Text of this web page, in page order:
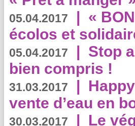
05.04.2017 | «
écolos et
05.04.2017 | Stop
bien compris !
31.03.2017 |
vente d’eau en
30.03.2017 | Le